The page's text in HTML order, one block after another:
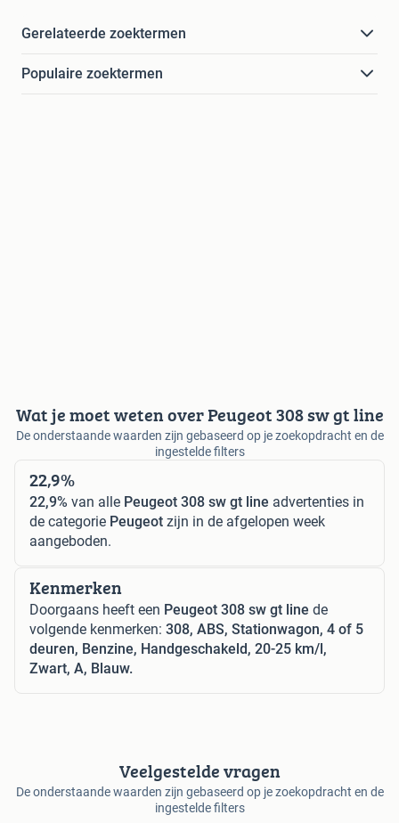
Gerelateerde zoektermen
Populaire zoektermen
Wat je moet weten over Peugeot 308 sw gt line
De onderstaande waarden zijn gebaseerd op je zoekopdracht en de
ingestelde filters
22,9%
22,9% van alle Peugeot 308 sw gt line advertenties in
de categorie Peugeot zijn in de afgelopen week
aangeboden.
Kenmerken
Doorgaans heeft een Peugeot 308 sw gt line de
volgende kenmerken: 308, ABS, Stationwagon, 4 of 5
deuren, Benzine, Handgeschakeld, 20-25 km/l,
Zwart, A, Blauw.
Veelgestelde vragen
De onderstaande waarden zijn gebaseerd op je zoekopdracht en de
ingestelde filters